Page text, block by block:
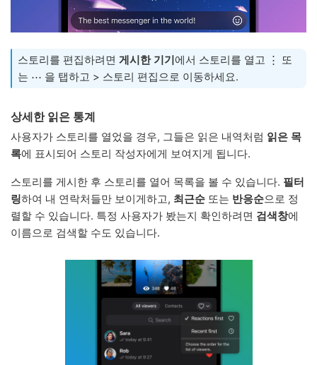
스토리를 편집하려면 게시한 기기에서 스토리를 열고 ⋮ 또
는 ⋯ 을 탭하고 > 스토리 편집으로 이동하세요.
상세한 읽은 통계
사용자가 스토리를 열었을 경우, 그들은 읽은 내역처럼 읽은 목
록에 표시되어 스토리 작성자에게 보여지게 됩니다.
스토리를 게시한 후 스토리를 열어 목록을 볼 수 있습니다. 필터
링하여 내 연락처들만 보이게하고, 최근순 또는 반응순으로 정
렬할 수 있습니다. 특정 사용자가 봤는지 확인하려면 검색창에
이름으로 검색할 수도 있습니다.